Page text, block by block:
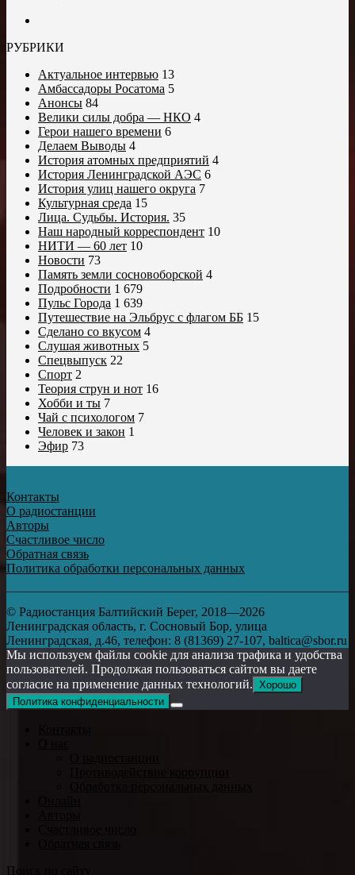
РУБРИКИ
Актуальное интервью 13
Амбассадоры Росатома 5
Анонсы 84
Велики силы добра — НКО 4
Герои нашего времени 6
Делаем Выводы 4
История атомных предприятий 4
История Ленинградской АЭС 6
История улиц нашего округа 7
Культурная среда 15
Лица. Судьбы. История. 35
Наш народный корреспондент 10
НИТИ — 60 лет 10
Новости 73
Память земли сосновоборской 4
Подробности 1 679
Пульс Города 1 639
Путешествие на Эльбрус с флагом ББ 15
Сделано со вкусом 4
Слушая животных 5
Спецвыпуск 22
Спорт 2
Теория струн и нот 16
Хобби и ты 7
Чай с психологом 7
Человек и закон 1
Эфир 73
Контакты
О радиостанции
Авторы
Счастливое число
Обратная связь
Политика обработки персональных данных
© Радиостанция Балтийский Берег, 2018—2026
Ленинградская область, г. Сосновый Бор, улица
Ленинградская, д.46, телефон: 8 (81369) 27-107, baltica@sbor.ru
Мы используем файлы cookie для анализа трафика и удобства
пользователей. Продолжая пользоваться сайтом вы даете
согласие на применение данных технологий. Хорошо
Политика конфиденциальности
Поиск по сайту